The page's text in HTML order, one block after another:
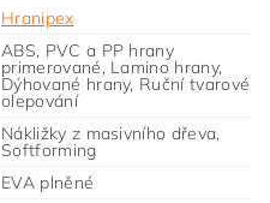
Hranipex
ABS, PVC a PP hrany
primerované, Lamino hrany,
Dýhované hrany, Ruční tvarové
olepování
Nákližky z masivního dřeva,
Softforming
EVA plněné